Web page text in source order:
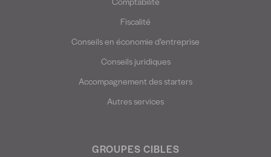
Fiscalité
Conseils en économie d’entreprise
Conseils juridiques
Accompagnement des starters
Autres services
GROUPES CIBLES